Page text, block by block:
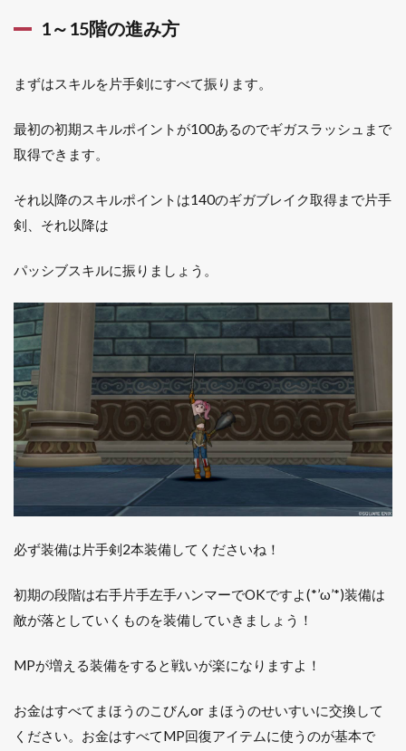
1～15階の進み方
まずはスキルを片手剣にすべて振ります。
最初の初期スキルポイントが100あるのでギガスラッシュまで
取得できます。
それ以降のスキルポイントは140のギガブレイク取得まで片手
剣、それ以降は
パッシブスキルに振りましょう。
必ず装備は片手剣2本装備してくださいね！
初期の段階は右手片手左手ハンマーでOKですよ(*’ω’*)装備は
敵が落としていくものを装備していきましょう！
MPが増える装備をすると戦いが楽になりますよ！
お金はすべてまほうのこびんor まほうのせいすいに交換して
ください。お金はすべてMP回復アイテムに使うのが基本で